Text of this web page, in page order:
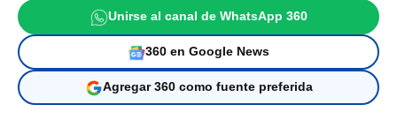
Unirse al canal de WhatsApp 360
360 en Google News
Agregar 360 como fuente preferida